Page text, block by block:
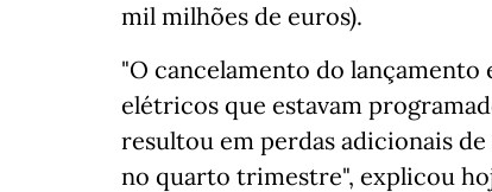
mil milhões de euros).
"O cancelamento do
elétricos que estavam
resultou em perdas adicionais de
no quarto trimestre", explicou